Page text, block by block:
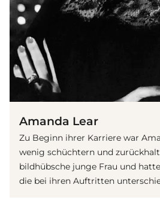
Amanda Lear
Zu Beginn ihrer Karriere war
wenig schüchtern und
bildhübsche junge Frau und
die bei ihren Auftritten